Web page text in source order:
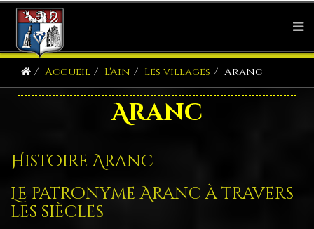
Accueil L'Ain Les villages Aranc
Aranc
Histoire Aranc
Le patronyme Aranc à travers
les siècles